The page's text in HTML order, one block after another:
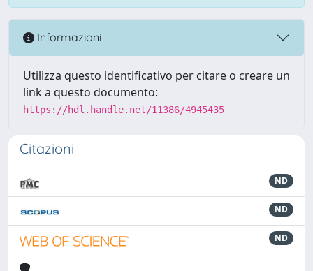
Informazioni
Utilizza questo identificativo per citare o creare un
link a questo documento:
https://hdl.handle.net/11386/4945435
Citazioni
ND
ND
ND